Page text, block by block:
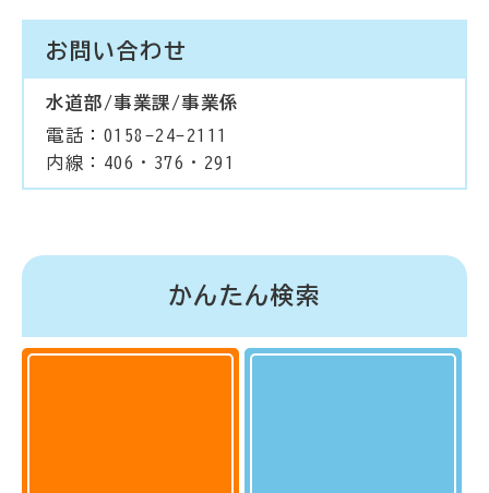
お問い合わせ
水道部/事業課/事業係
電話：0158-24-2111
内線：406・376・291
かんたん検索